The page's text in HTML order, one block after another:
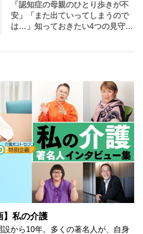
「認知症の母親のひとり歩きが不
安」「また出ていってしまうので
は…」知っておきたい4つの見守り
】私の介護
から10年。多くの著名人が、自身